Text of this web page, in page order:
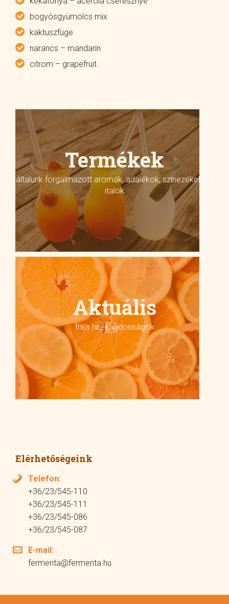
bogyósgyümölcs mix
kaktuszfüge
narancs – mandarin
citrom – grapefruit
Termékek
általunk forgalmazott aromák, adalékok, színezékek és
italok
Aktuális
friss hírek, újdonságok
Elérhetőségeink
Telefon:
+36/23/545-110
+36/23/545-111
+36/23/545-086
+36/23/545-087
E-mail:
fermenta@fermenta.hu